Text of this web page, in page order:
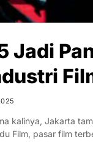
Jadi
kalinya, Jakarta
Film, pasar film